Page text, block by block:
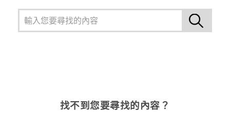
找不到您要尋找的內容？